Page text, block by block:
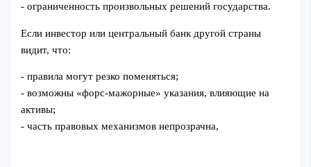
- ограниченность произвольных решений государства.
Если инвестор или центральный банк другой страны
видит, что:
- правила могут резко поменяться;
- возможны «форс-мажорные» указания, влияющие на
активы;
- часть правовых механизмов непрозрачна,